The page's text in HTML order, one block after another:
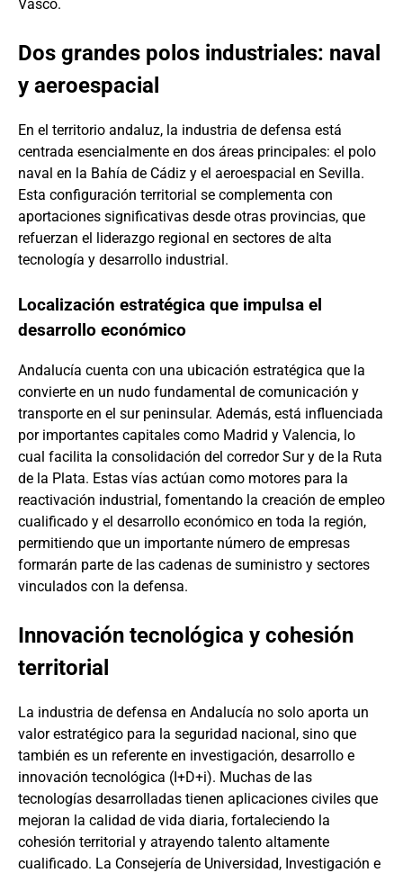
Vasco.
Dos grandes polos industriales: naval
y aeroespacial
En el territorio andaluz, la industria de defensa está
centrada esencialmente en dos áreas principales: el polo
naval en la Bahía de Cádiz y el aeroespacial en Sevilla.
Esta configuración territorial se complementa con
aportaciones significativas desde otras provincias, que
refuerzan el liderazgo regional en sectores de alta
tecnología y desarrollo industrial.
Localización estratégica que impulsa el
desarrollo económico
Andalucía cuenta con una ubicación estratégica que la
convierte en un nudo fundamental de comunicación y
transporte en el sur peninsular. Además, está influenciada
por importantes capitales como Madrid y Valencia, lo
cual facilita la consolidación del corredor Sur y de la Ruta
de la Plata. Estas vías actúan como motores para la
reactivación industrial, fomentando la creación de empleo
cualificado y el desarrollo económico en toda la región,
permitiendo que un importante número de empresas
formarán parte de las cadenas de suministro y sectores
vinculados con la defensa.
Innovación tecnológica y cohesión
territorial
La industria de defensa en Andalucía no solo aporta un
valor estratégico para la seguridad nacional, sino que
también es un referente en investigación, desarrollo e
innovación tecnológica (I+D+i). Muchas de las
tecnologías desarrolladas tienen aplicaciones civiles que
mejoran la calidad de vida diaria, fortaleciendo la
cohesión territorial y atrayendo talento altamente
cualificado. La Consejería de Universidad, Investigación e